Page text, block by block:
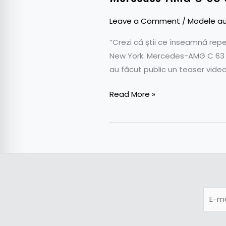
Leave a Comment /Modele
“Crezi că știi ce înseamnă
New York. Mercedes-AMG C
au făcut public un teaser
Read More »